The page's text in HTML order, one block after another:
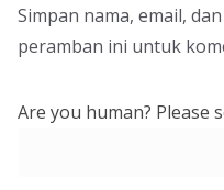
Simpan nama, email,
peramban ini untuk
Are you human? Please